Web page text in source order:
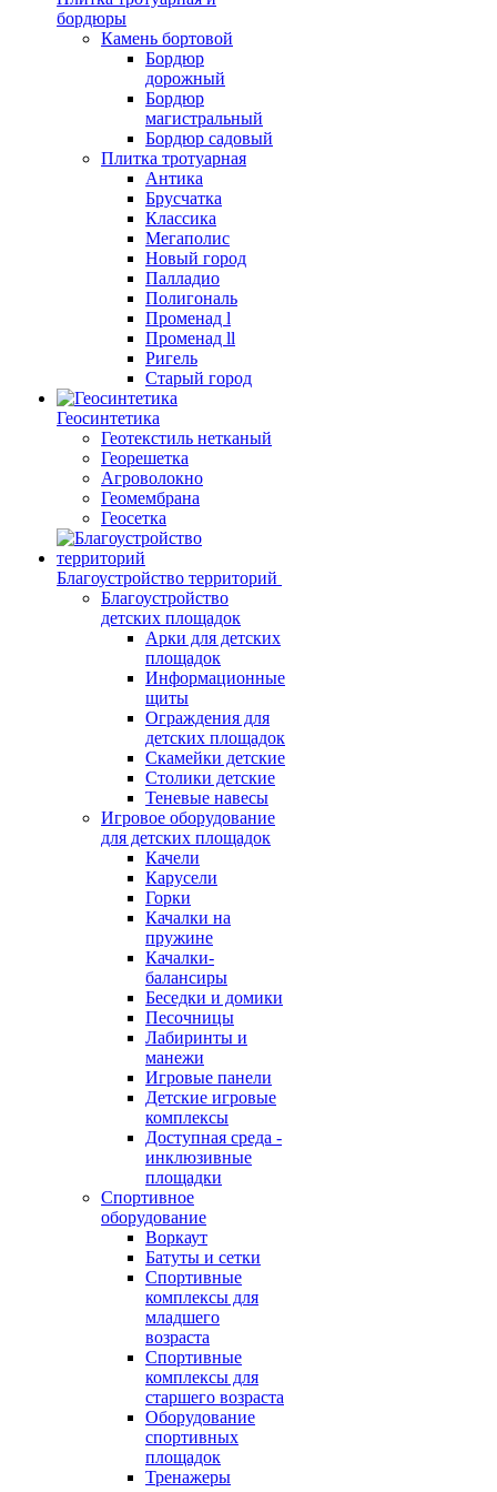
бордюры
Камень бортовой
Бордюр
дорожный
Бордюр
магистральный
Бордюр садовый
Плитка тротуарная
Антика
Брусчатка
Классика
Мегаполис
Новый город
Палладио
Полигональ
Променад l
Променад ll
Ригель
Старый город
Геосинтетика
Геотекстиль нетканый
Георешетка
Агроволокно
Геомембрана
Геосетка
Благоустройство территорий
Благоустройство
детских площадок
Арки для детских
площадок
Информационные
щиты
Ограждения для
детских площадок
Скамейки детские
Столики детские
Теневые навесы
Игровое оборудование
для детских площадок
Качели
Карусели
Горки
Качалки на
пружине
Качалки-
балансиры
Беседки и домики
Песочницы
Лабиринты и
манежи
Игровые панели
Детские игровые
комплексы
Доступная среда -
инклюзивные
площадки
Спортивное
оборудование
Воркаут
Батуты и сетки
Спортивные
комплексы для
младшего
возраста
Спортивные
комплексы для
старшего возраста
Оборудование
спортивных
площадок
Тренажеры